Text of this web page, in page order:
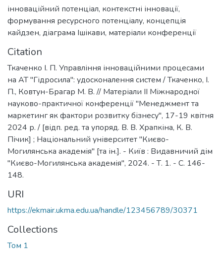
інноваційний потенціал, контекстні інновації,
формування ресурсного потенціалу, концепція
кайдзен, діаграма Ішікави, матеріали конференції
Citation
Ткаченко І. П. Управління інноваційними процесами
на АТ "Гідросила": удосконалення систем / Ткаченко, І.
П., Ковтун-Брагар М. В. // Матеріали ІІ Міжнародної
науково-практичної конференції "Менеджмент та
маркетинг як фактори розвитку бізнесу", 17-19 квітня
2024 р. / [відп. ред. та упоряд. В. В. Храпкіна, К. В.
Пічик] ; Національний університет "Києво-
Могилянська академія" [та ін.]. - Київ : Видавничий дім
"Києво-Могилянська академія", 2024. - Т. 1. - C. 146-
148.
URI
https://ekmair.ukma.edu.ua/handle/123456789/30371
Collections
Том 1